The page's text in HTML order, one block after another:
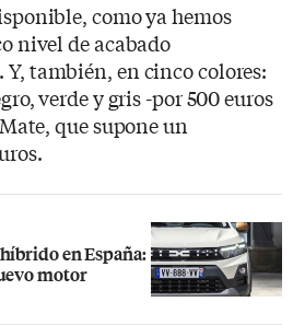
como ya hemos
nivel de acabado
también, en cinco colores:
verde y gris -por 500 euros
que supone un
en España:
motor